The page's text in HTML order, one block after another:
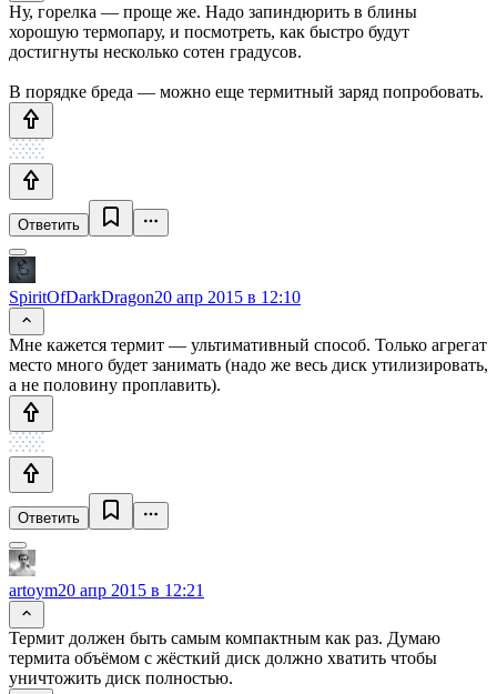
Ну, горелка — проще же. Надо запиндюрить в блины
хорошую термопару, и посмотреть, как быстро будут
достигнуты несколько сотен градусов.
В порядке бреда — можно еще термитный заряд попробовать.
Ответить
SpiritOfDarkDragon20 апр 2015 в 12:10
Мне кажется термит — ультимативный способ. Только агрегат
место много будет занимать (надо же весь диск утилизировать,
а не половину проплавить).
Ответить
artoym20 апр 2015 в 12:21
Термит должен быть самым компактным как раз. Думаю
термита объёмом с жёсткий диск должно хватить чтобы
уничтожить диск полностью.